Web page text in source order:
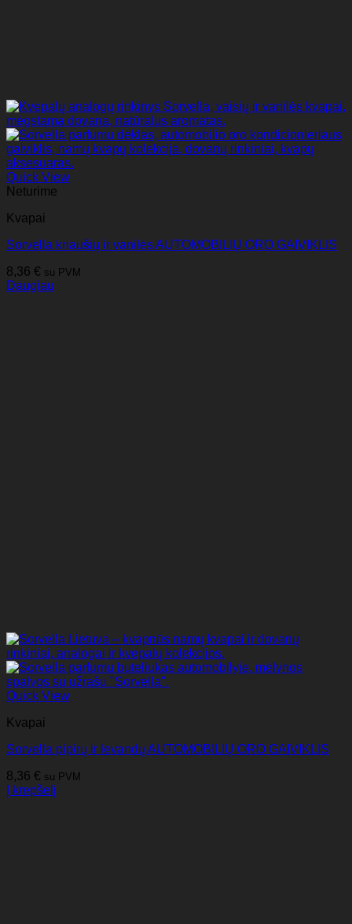
Quick View
Neturime
Kvapai
Sorvella kriaušių ir vanilės AUTOMOBILIŲ ORO GAIVIKLIS
8,36 € su PVM
Daugiau
Quick View
Kvapai
Sorvella pipirų ir levandų AUTOMOBILIŲ ORO GAIVIKLIS
8,36 € su PVM
Į krepšelį